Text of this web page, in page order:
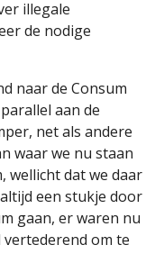
illegale
de nodige
naar de Consum
aan de
net als andere
waar we nu staan
wellicht dat we daar
een stukje door
gaan, er waren nu
vertederend om te